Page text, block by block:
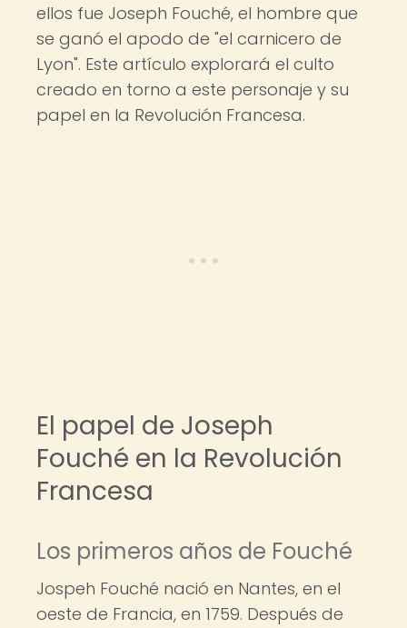
ellos fue Joseph Fouché, el hombre que
se ganó el apodo de "el carnicero de
Lyon". Este artículo explorará el culto
creado en torno a este personaje y su
papel en la Revolución Francesa.
El papel de Joseph
Fouché en la Revolución
Francesa
Los primeros años de Fouché
Jospeh Fouché nació en Nantes, en el
oeste de Francia, en 1759. Después de